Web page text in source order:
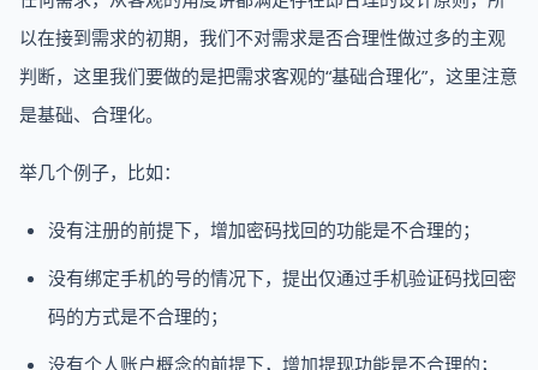
以在接到需求的初期，我们不对需求是否合理性做过多的主观
判断，这里我们要做的是把需求客观的“基础合理化”，这里注意
是基础、合理化。
举几个例子，比如：
没有注册的前提下，增加密码找回的功能是不合理的；
没有绑定手机的号的情况下，提出仅通过手机验证码找回密
码的方式是不合理的；
没有个人账户概念的前提下，增加提现功能是不合理的；